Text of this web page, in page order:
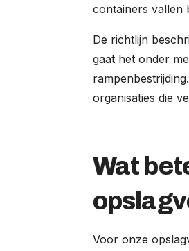
containers vallen
De richtlijn
gaat het onder
organisaties die
Wat
Voor onze